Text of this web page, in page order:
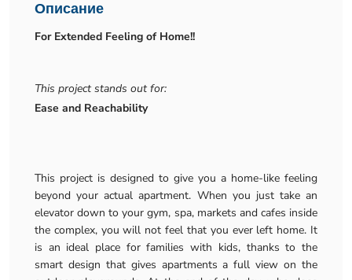
Описание
For Extended Feeling of Home!!
This project stands out for:
Ease and Reachability
This project is designed to give you a home-like feeling
beyond your actual apartment. When you just take an
elevator down to your gym, spa, markets and cafes inside
the complex, you will not feel that you ever left home. It
is an ideal place for families with kids, thanks to the
smart design that gives apartments a full view on the